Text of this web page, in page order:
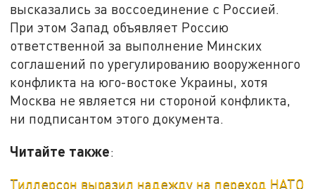
высказались за воссоединение с Россией.
При этом Запад объявляет Россию
ответственной за выполнение Минских
соглашений по урегулированию вооруженного
конфликта на юго-востоке Украины, хотя
Москва не является ни стороной конфликта,
ни подписантом этого документа.
Читайте также:
Тиллерсон выразил надежду на переход НАТО